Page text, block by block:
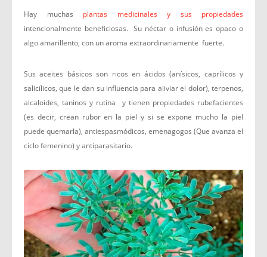
Hay muchas plantas medicinales y sus propiedades
intencionalmente beneficiosas. Su néctar o infusión es opaco o
algo amarillento, con un aroma extraordinariamente fuerte.
Sus aceites básicos son ricos en ácidos (anísicos, caprílicos y
salicílicos, que le dan su influencia para aliviar el dolor), terpenos,
alcaloides, taninos y rutina y tienen propiedades rubefacientes
(es decir, crean rubor en la piel y si se expone mucho la piel
puede quemarla), antiespasmódicos, emenagogos (Que avanza el
ciclo femenino) y antiparasitario.